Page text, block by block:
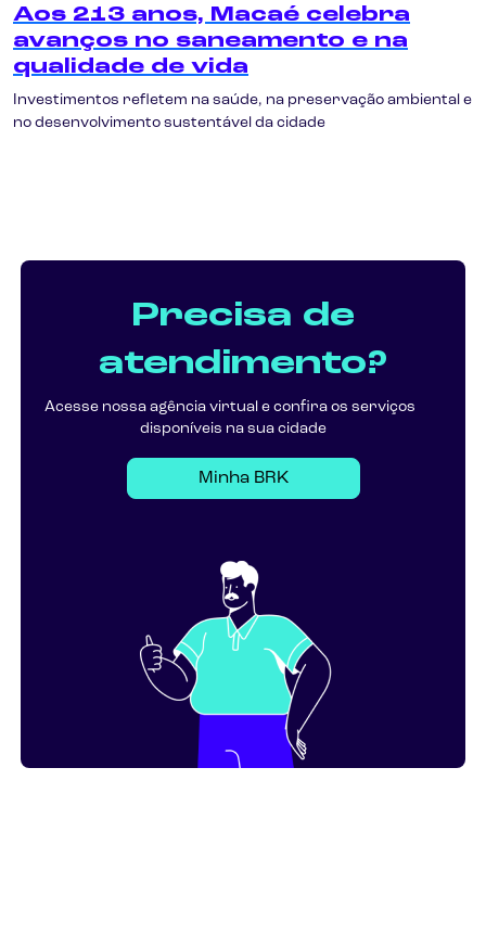
Aos 213 anos, Macaé celebra
avanços no saneamento e na
qualidade de vida
Investimentos refletem na saúde, na preservação ambiental e
no desenvolvimento sustentável da cidade
Precisa de
atendimento?
Acesse nossa agência virtual e confira os serviços
disponíveis na sua cidade
Minha BRK